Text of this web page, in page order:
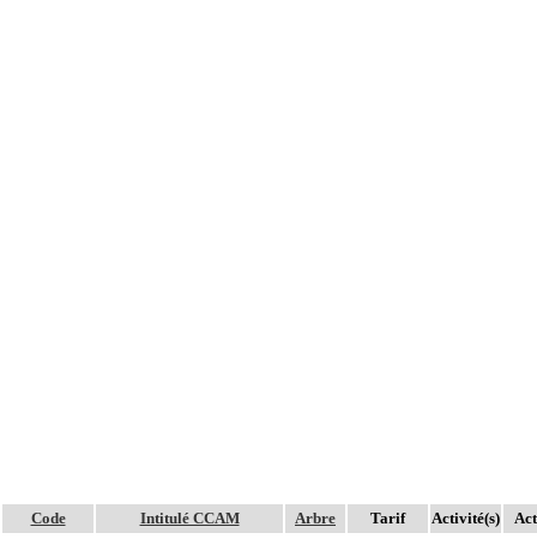
Code Intitulé CCAM Arbre Tarif Activité(s)